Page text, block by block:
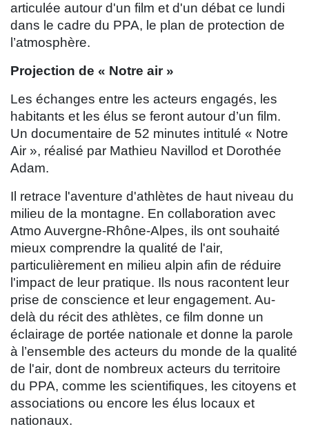
articulée autour d'un film et d'un débat ce lundi
dans le cadre du PPA, le plan de protection de
l’atmosphère.
Projection de « Notre air »
Les échanges entre les acteurs engagés, les
habitants et les élus se feront autour d’un film.
Un documentaire de 52 minutes intitulé « Notre
Air », réalisé par Mathieu Navillod et Dorothée
Adam.
Il retrace l'aventure d'athlètes de haut niveau du
milieu de la montagne. En collaboration avec
Atmo Auvergne-Rhône-Alpes, ils ont souhaité
mieux comprendre la qualité de l'air,
particulièrement en milieu alpin afin de réduire
l'impact de leur pratique. Ils nous racontent leur
prise de conscience et leur engagement. Au-
delà du récit des athlètes, ce film donne un
éclairage de portée nationale et donne la parole
à l’ensemble des acteurs du monde de la qualité
de l'air, dont de nombreux acteurs du territoire
du PPA, comme les scientifiques, les citoyens et
associations ou encore les élus locaux et
nationaux.